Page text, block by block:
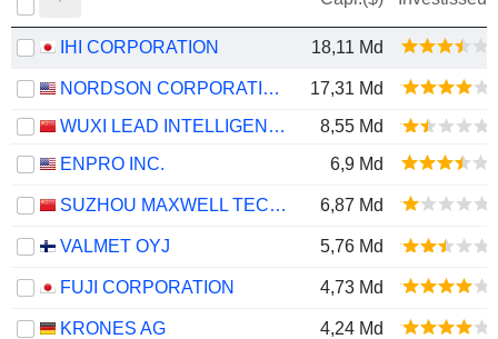
IHI CORPORATION 18,11 Md
NORDSON CORPORATION
17,31 Md
WUXI LEAD INTELLIGENT EQUIPMENT CO.,LTD.
8,55 Md
ENPRO INC.
6,9 Md
SUZHOU MAXWELL TECHNOLOGIES CO., LTD. 6,87 Md
VALMET OYJ 5,76 Md
FUJI CORPORATION 4,73 Md
KRONES AG 4,24 Md